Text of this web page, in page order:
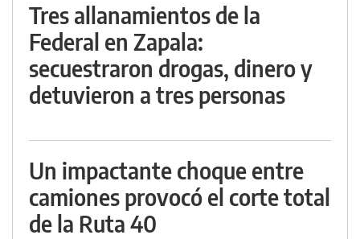
Tres allanamientos de la
Federal en Zapala:
secuestraron drogas, dinero y
detuvieron a tres personas
Un impactante choque entre
camiones provocó el corte total
de la Ruta 40